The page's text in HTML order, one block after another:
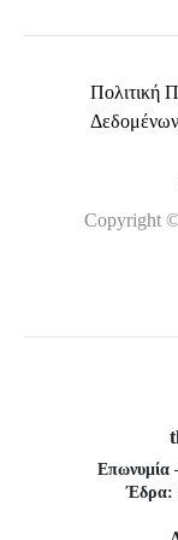
Πολιτική
Δεδομένων
Copyright
Επωνυμία
Έδρα: